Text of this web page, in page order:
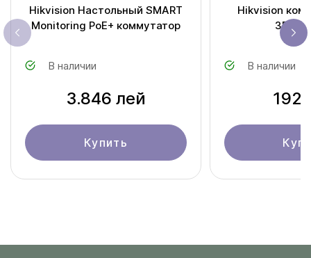
Hikvision Настольный SMART
Monitoring PoE+ коммутатор
В наличии
3.846 лей
Купить
Hikvision
В наличии
192